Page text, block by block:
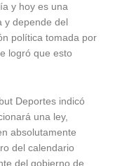
y hoy es una
depende del
política tomada por
logró que esto
Deportes indicó
una ley,
absolutamente
del calendario
del gobierno de